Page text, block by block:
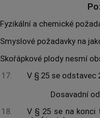
Fyzikální a chemické
Smyslové požadavky na
Skořápkové plody nesmí
17.
V § 25 se odstavec
Dosavadní
18.
V § 25 se na konci